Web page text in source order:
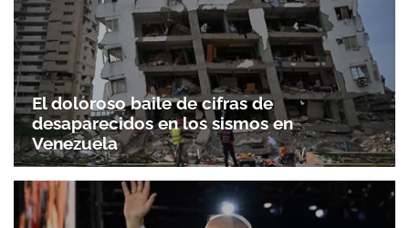
El doloroso baile de cifras de
desaparecidos en los sismos en
Venezuela